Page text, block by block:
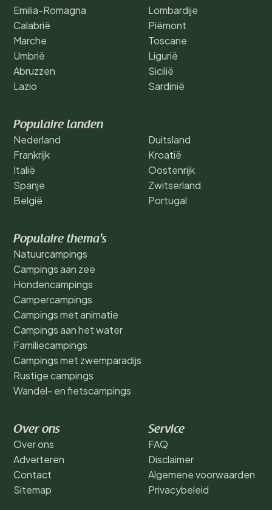
Emilia-Romagna
Calabrië
Marche
Umbrië
Abruzzen
Lazio
Lombardije
Piëmont
Toscane
Ligurië
Sicilië
Sardinië
Populaire landen
Nederland
Frankrijk
Italië
Spanje
België
Duitsland
Kroatië
Oostenrijk
Zwitserland
Portugal
Populaire thema's
Natuurcampings
Campings aan zee
Hondencampings
Campercampings
Campings met animatie
Campings aan het water
Familiecampings
Campings met zwemparadijs
Rustige campings
Wandel- en fietscampings
Over ons
Over ons
Adverteren
Contact
Sitemap
Service
FAQ
Disclaimer
Algemene voorwaarden
Privacybeleid